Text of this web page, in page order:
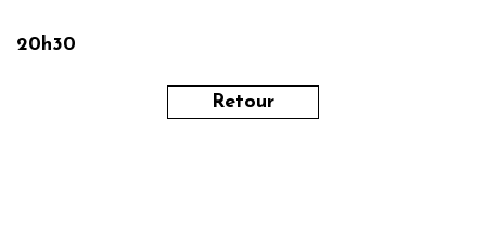
20h30
Retour